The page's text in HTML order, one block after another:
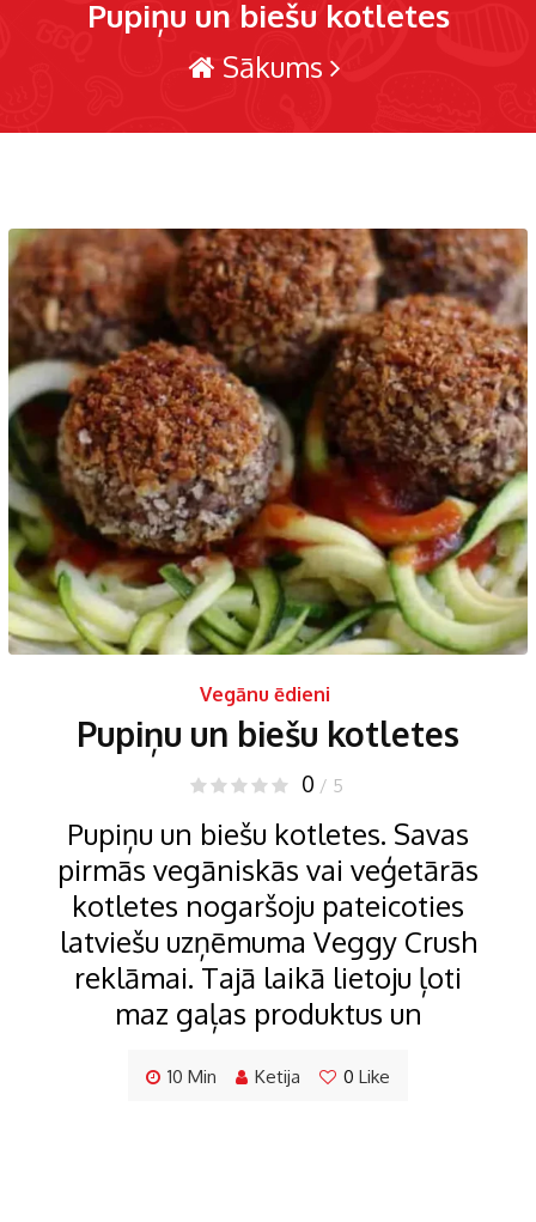
Pupiņu un biešu kotletes
Sākums
Vegānu ēdieni
Pupiņu un biešu kotletes
0 / 5
Pupiņu un biešu kotletes. Savas
pirmās vegāniskās vai veģetārās
kotletes nogaršoju pateicoties
latviešu uzņēmuma Veggy Crush
reklāmai. Tajā laikā lietoju ļoti
maz gaļas produktus un
10 Min Ketija 0 Like